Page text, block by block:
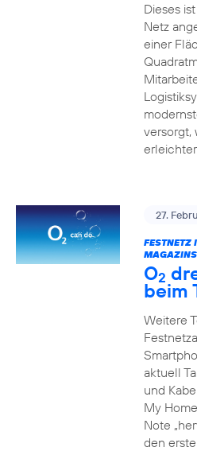
Dieses
Netz
einer
versorgt,
27.
FESTNETZ
O2
beim
Weitere
aktuell
und
My
Note
den